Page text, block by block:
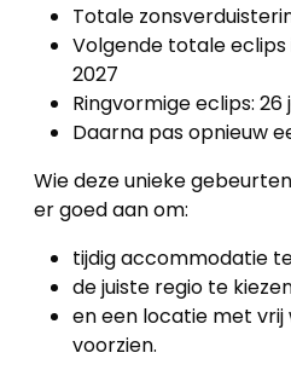
Totale
Volgende totale eclips
2027
Ringvormige eclips: 26
Daarna pas opnieuw
Wie deze unieke
er goed aan om:
tijdig accommodatie
de juiste regio te
en een locatie met
voorzien.